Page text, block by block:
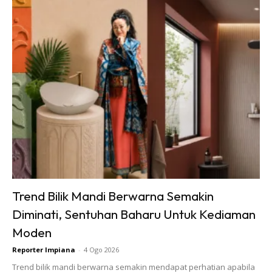
Trend Bilik Mandi Berwarna Semakin
Diminati, Sentuhan Baharu Untuk Kediaman
Moden
Reporter Impiana - 4 Ogo 2026
Trend bilik mandi berwarna semakin mendapat perhatian apabila